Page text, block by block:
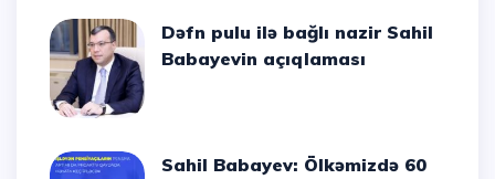
Dəfn pulu ilə bağlı nazir Sahil
Babayevin açıqlaması
Sahil Babayev: Ölkəmizdə 60